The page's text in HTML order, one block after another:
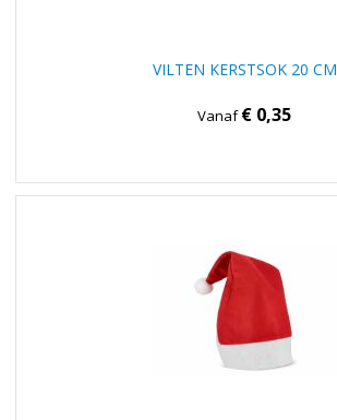
VILTEN KERSTSOK 20 CM
Vanaf€ 0,35